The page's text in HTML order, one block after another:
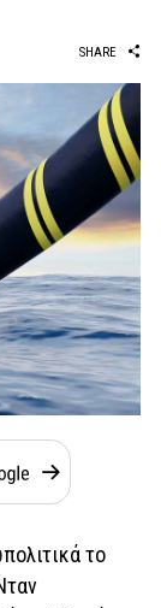
SHARE
το